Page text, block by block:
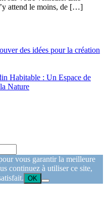
attend le moins, de […]
des idées pour la création
Habitable : Un Espace de
Nature
vous garantir la meilleure
continuez à utiliser ce site,
OK